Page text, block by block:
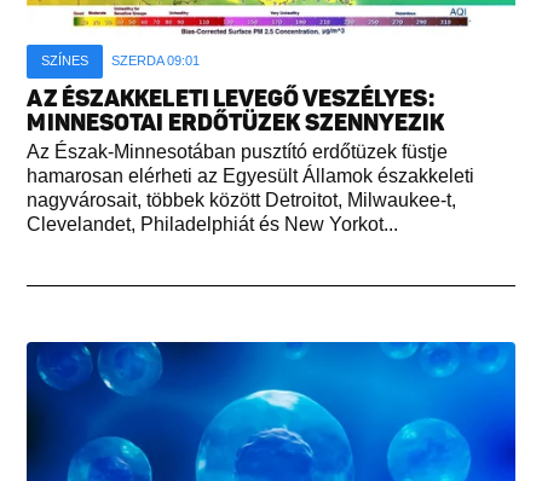
SZÍNES SZERDA 09:01
AZ ÉSZAKKELETI LEVEGŐ VESZÉLYES:
MINNESOTAI ERDŐTÜZEK SZENNYEZIK
Az Észak-Minnesotában pusztító erdőtüzek füstje
hamarosan elérheti az Egyesült Államok északkeleti
nagyvárosait, többek között Detroitot, Milwaukee-t,
Clevelandet, Philadelphiát és New Yorkot...